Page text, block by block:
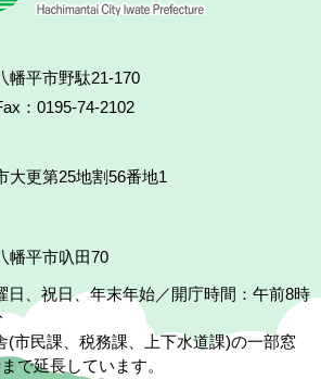
平市野駄21-170
：0195-74-2102
大更第25地割56番地1
幡平市叺田70
日、祝日、年末年始／開庁時間：午前8時
(市民課、税務課、上下水道課)の一部窓
で延長しています。